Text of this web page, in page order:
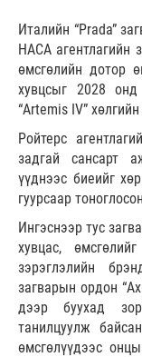
Италийн “Prada”
НАСА агентлагийн
өмсгөлийн дотор
хувцсыг 2028
“Artemis IV”
Ройтерс
задгай сансарт
үүднээс биеийг
гуурсаар
Ингэснээр тус
хувцас,
зэрэглэлийн
загварын ордон
дээр буухад
танилцуулж
өмсгөлүүдээс